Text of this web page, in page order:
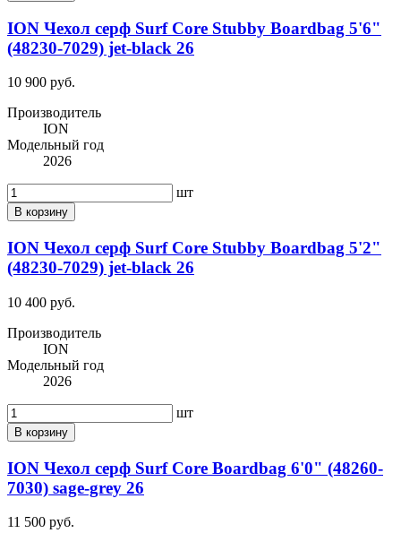
ION Чехол серф Surf Core Stubby Boardbag 5'6"
(48230-7029) jet-black 26
10 900 руб.
Производитель
ION
Модельный год
2026
шт
В корзину
ION Чехол серф Surf Core Stubby Boardbag 5'2"
(48230-7029) jet-black 26
10 400 руб.
Производитель
ION
Модельный год
2026
шт
В корзину
ION Чехол серф Surf Core Boardbag 6'0" (48260-
7030) sage-grey 26
11 500 руб.